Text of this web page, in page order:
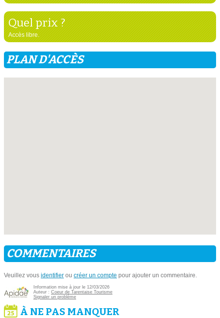
Quel prix ?
Accès libre.
PLAN D'ACCÈS
COMMENTAIRES
Veuillez vous identifier ou créer un compte pour ajouter un commentaire.
Information mise à jour le 12/03/2026
Auteur : Coeur de Tarentaise Tourisme
Signaler un problème
À NE PAS MANQUER